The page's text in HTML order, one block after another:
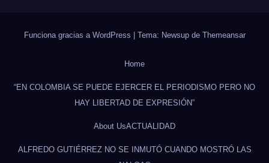
Funciona gracias a WordPress Tema: Newsup de Themeansar
Home
“EN COLOMBIA SE PUEDE EJERCER EL PERIODISMO PERO NO
HAY LIBERTAD DE EXPRESIÓN”
About UsACTUALIDAD
ALFREDO GUTIÉRREZ NO SE INMUTÓ CUANDO MOSTRÓ LAS